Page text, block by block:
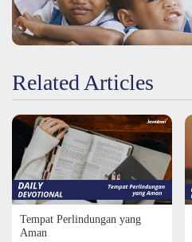
Related Articles
Tempat Perlindungan yang
Aman